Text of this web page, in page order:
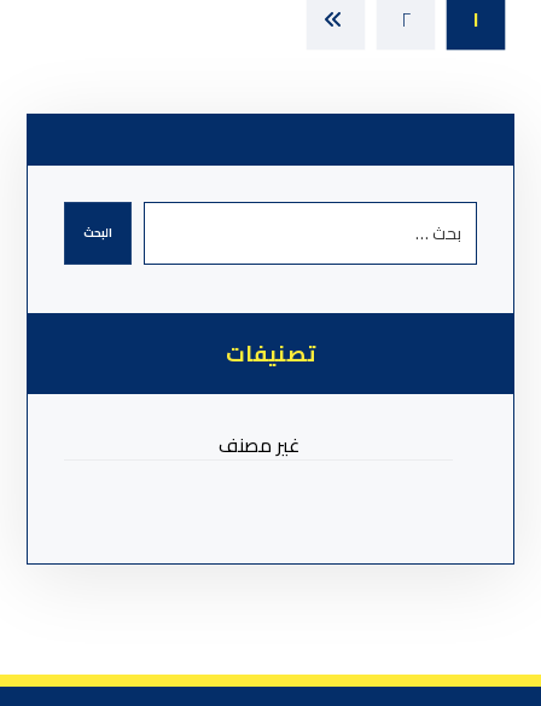
١ ٢
البحث
تصنيفات
غير مصنف